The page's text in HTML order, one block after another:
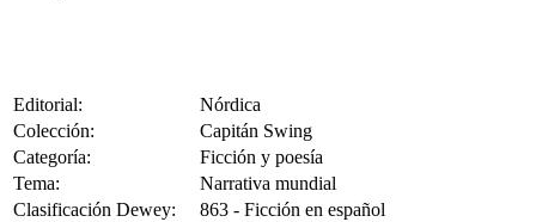
Editorial:
Nórdica
Colección:
Capitán Swing
Categoría:
Ficción y poesía
Tema:
Narrativa mundial
Clasificación Dewey:
863 - Ficción en español